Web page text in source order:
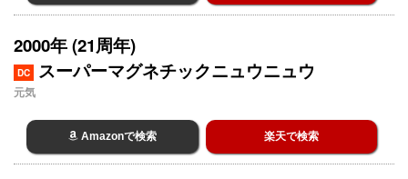
2000年 (21周年)
DC スーパーマグネチックニュウニュウ
元気
Amazonで検索 楽天で検索